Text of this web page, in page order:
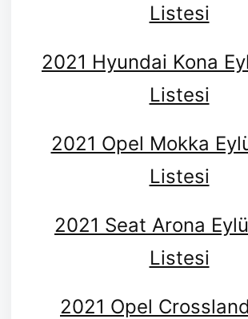
Listesi
2021 Hyundai Kona
Listesi
2021 Opel Mokka
Listesi
2021 Seat Arona
Listesi
2021 Opel